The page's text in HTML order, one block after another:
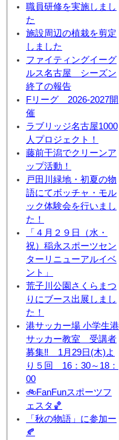
職員研修を実施しまし
た
施設周辺の植栽を剪定
しました
ファイティングイーグ
ルス名古屋 シーズン
終了の報告
Fリーグ 2026-2027開
催
ラブリッジ名古屋1000
人プロジェクト！
藤前干潟でクリーンア
ップ活動！
戸田川緑地・初夏の物
語にてボッチャ・モル
ック体験会を行いまし
た！
「４月２９日（水・
祝）稲永スポーツセン
ターリニューアルイベ
ント」
荒子川公園さくらまつ
りにブース出展しまし
た！
港サッカー場 小学生港
サッカー教室 受講者
募集‼ 1月29日(木)よ
り５回 16：30～18：
00
🚲FanFunスポーツフ
ェスタ🏀
「秋の物語」に参加ー
🍂